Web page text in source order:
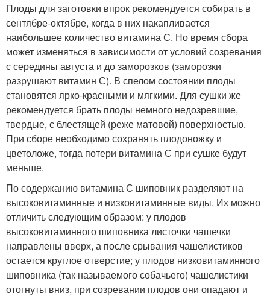
Плоды для заготовки впрок рекомендуется собирать в
сентябре-октябре, когда в них накапливается
наибольшее количество витамина С. Но время сбора
может изменяться в зависимости от условий созревания
с середины августа и до заморозков (заморозки
разрушают витамин С). В спелом состоянии плоды
становятся ярко-красными и мягкими. Для сушки же
рекомендуется брать плоды немного недозревшие,
твердые, с блестящей (реже матовой) поверхностью.
При сборе необходимо сохранять плодоножку и
цветоложе, тогда потери витамина С при сушке будут
меньше.
По содержанию витамина С шиповник разделяют на
высоковитаминные и низковитаминные виды. Их можно
отличить следующим образом: у плодов
высоковитаминного шиповника листочки чашечки
направлены вверх, а после срывания чашелистиков
остается круглое отверстие; у плодов низковитаминного
шиповника (так называемого собачьего) чашелистики
отогнуты вниз, при созревании плодов они опадают и